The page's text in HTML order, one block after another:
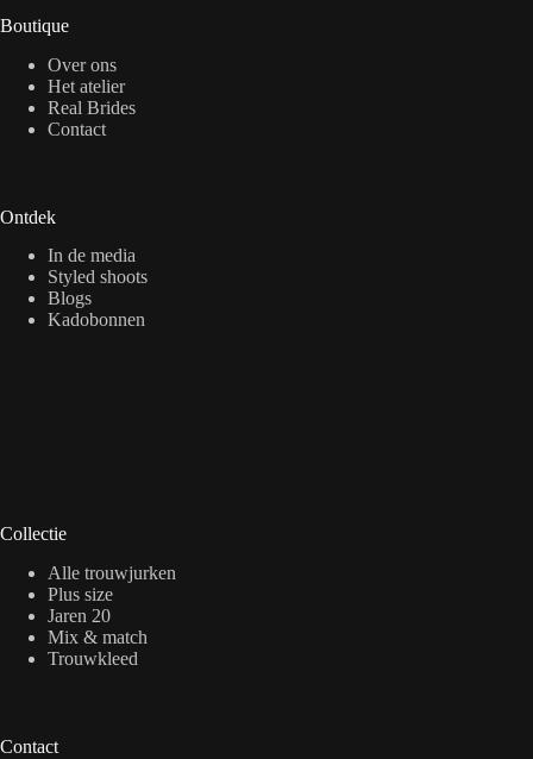
Boutique
Over ons
Het atelier
Real Brides
Contact
Ontdek
In de media
Styled shoots
Blogs
Kadobonnen
Collectie
Alle trouwjurken
Plus size
Jaren 20
Mix & match
Trouwkleed
Contact